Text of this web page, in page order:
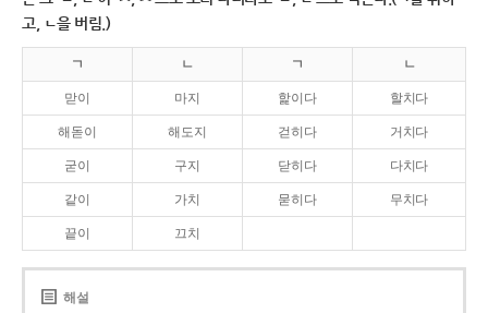
고, ㄴ을 버림.)
ㄱ ㄴ ㄱ ㄴ
맏이 마지 핥이다 할치다
해돋이 해도지 걷히다 거치다
굳이 구지 닫히다 다치다
같이 가치 묻히다 무치다
끝이 끄치
해설